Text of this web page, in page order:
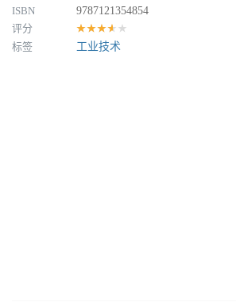
ISBN
9787121354854
评分
★★★★★
标签 工业技术